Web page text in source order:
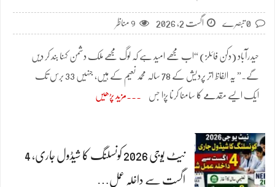
اگست 2, 2026 9 مناظر
حیدرآباد (دکن فائلز) “اب مجھے امید ہے کہ لوگ مجھے ملک دشمن کہنا بند کر دیں
گے۔” یہ الفاظ اتر پردیش کے 78 سالہ محمد نعیم کے ہیں، جنہیں 33 برس تک
ایک ایسے مقدمے کا سامنا کرنا پڑا جس مزید پڑھیں
نیٹ یوجی 2026 کونسلنگ کا شیڈول جاری، 4
اگست سے داخلہ عمل…